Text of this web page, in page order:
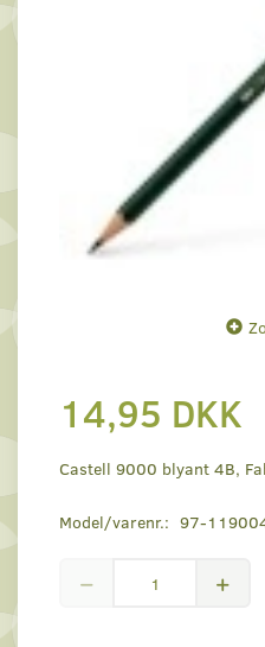
14,95 DKK
Castell 9000 blyant 4B,
Model/varenr.: 97-